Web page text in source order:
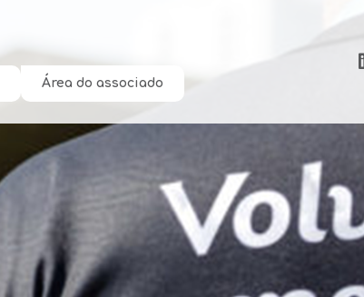
Área do associado